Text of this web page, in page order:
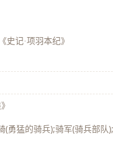
《史记·项羽本纪》
勇猛的骑兵);骑军(骑兵部队